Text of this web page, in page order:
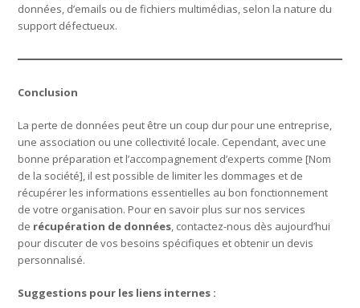
données, d’emails ou de fichiers multimédias, selon la nature du
support défectueux.
Conclusion
La perte de données peut être un coup dur pour une entreprise,
une association ou une collectivité locale. Cependant, avec une
bonne préparation et l’accompagnement d’experts comme [Nom
de la société], il est possible de limiter les dommages et de
récupérer les informations essentielles au bon fonctionnement
de votre organisation. Pour en savoir plus sur nos services
de récupération de données, contactez-nous dès aujourd’hui
pour discuter de vos besoins spécifiques et obtenir un devis
personnalisé.
Suggestions pour les liens internes :